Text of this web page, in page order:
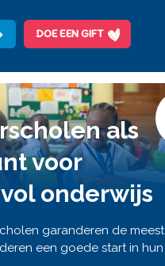
DOE EEN GIFT
als
voor
onderwijs
garanderen de meest
een goede start in hun